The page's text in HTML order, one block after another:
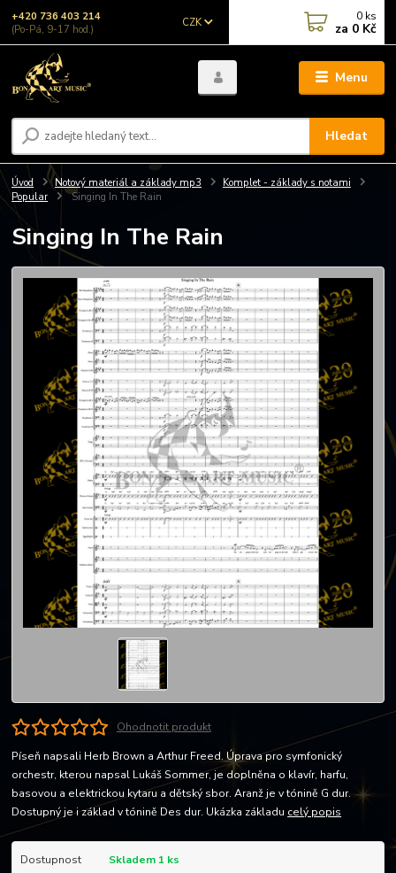
Menu
CZK
Hledat
+420 736 403 214
(Po-Pá, 9-17 hod.)
0 ks
za 0 Kč
Úvod Notový materiál a základy mp3
Komplet - základy s notami
Popular
Singing In The Rain
Singing In The Rain
Ohodnotit produkt
Píseň napsali Herb Brown a Arthur Freed. Úprava pro symfonický
orchestr, kterou napsal Lukáš Sommer, je doplněna o klavír, harfu,
basovou a elektrickou kytaru a dětský sbor. Aranž je v tónině G dur.
Dostupný je i základ v tónině Des dur. Ukázka základu celý popis
Dostupnost Skladem 1 ks